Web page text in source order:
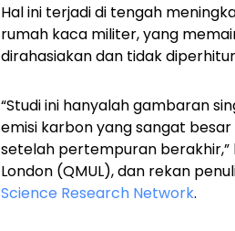
Hal ini terjadi di tengah
rumah kaca militer, yang
dirahasiakan dan tidak
“Studi ini hanyalah gambaran
emisi karbon yang sangat
setelah pertempuran berakhir,”
London (QMUL), dan rekan
Science Research Network.